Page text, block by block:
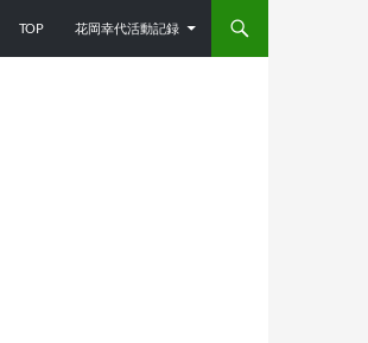
TOP 花岡幸代活動記録